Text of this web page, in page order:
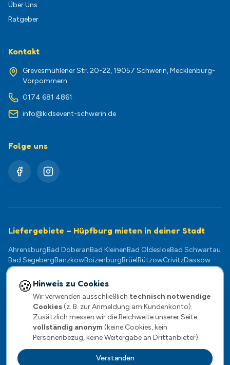
Über Uns
Ratgeber
Kontakt
Grevesmühlener Str. 20-22, 19057 Schwerin, Mecklenburg-
Vorpommern
0174 681 4861
info@kidsevent-schwerin.de
Folge uns
Liefergebiete – Hüpfburg mieten in deiner Stadt
AhrensburgBad DoberanBad KleinenBad OldesloeBad Schwartau
Bad SegebergBanzkowBoizenburgBrüelBützowCrivitzDassow
Dömitz
Güstrow HagenowKlützKühlungsborn
Lübeck
PampowParchimPlate Plau am SeeRatzeburgRehnaReinfeld
RostockScharbeutzSchwaanSchwarzenbekSchwerinSternberg
StockelsdorfStralendorfTeterowTimmendorfer Strand
TravemündeWarnemündeWentorfWismarWittenburg Zarrentin
🍪 Hinweis zu Cookies
Wir verwenden ausschließlich technisch notwendige
Cookies(z. B. zur Anmeldung am Kundenkonto).
Zusätzlich messen wir die Reichweite unserer Seite
vollständig anonym (keine Cookies, kein
Personenbezug, keine Weitergabe an Drittanbieter).
Verstanden